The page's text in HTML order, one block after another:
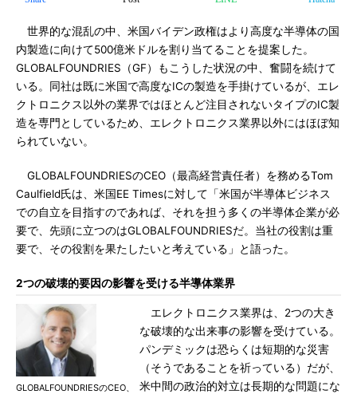
世界的な混乱の中、米国バイデン政権はより高度な半導体の国
内製造に向けて500億米ドルを割り当てることを提案した。
GLOBALFOUNDRIES（GF）もこうした状況の中、奮闘を続けて
いる。同社は既に米国で高度なICの製造を手掛けているが、エレ
クトロニクス以外の業界ではほとんど注目されないタイプのIC製
造を専門としているため、エレクトロニクス業界以外にはほぼ知
られていない。
GLOBALFOUNDRIESのCEO（最高経営責任者）を務めるTom
Caulfield氏は、米国EE Timesに対して「米国が半導体ビジネス
での自立を目指すのであれば、それを担う多くの半導体企業が必
要で、先頭に立つのはGLOBALFOUNDRIESだ。当社の役割は重
要で、その役割を果たしたいと考えている」と語った。
2つの破壊的要因の影響を受ける半導体業界
GLOBALFOUNDRIESのCEO、
エレクトロニクス業界は、2つの大き
な破壊的な出来事の影響を受けている。
パンデミックは恐らくは短期的な災害
（そうであることを祈っている）だが、
米中間の政治的対立は長期的な問題にな